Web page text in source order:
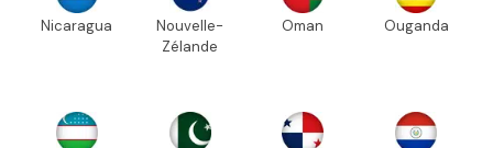
Nicaragua
Nouvelle-
Zélande
Oman Ouganda